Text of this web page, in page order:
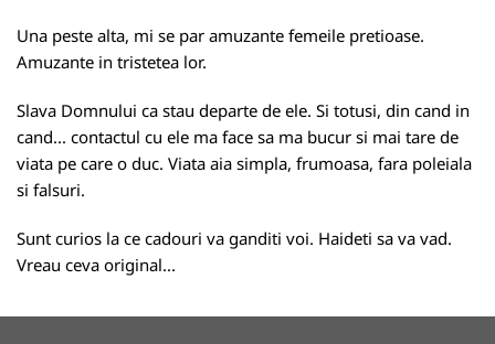
Una peste alta, mi se par amuzante femeile pretioase.
Amuzante in tristetea lor.
Slava Domnului ca stau departe de ele. Si totusi, din cand in
cand... contactul cu ele ma face sa ma bucur si mai tare de
viata pe care o duc. Viata aia simpla, frumoasa, fara poleiala
si falsuri.
Sunt curios la ce cadouri va ganditi voi. Haideti sa va vad.
Vreau ceva original...